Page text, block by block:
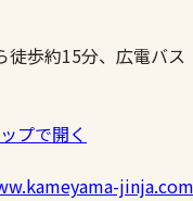
徒歩約15分、広電バ
プで開く